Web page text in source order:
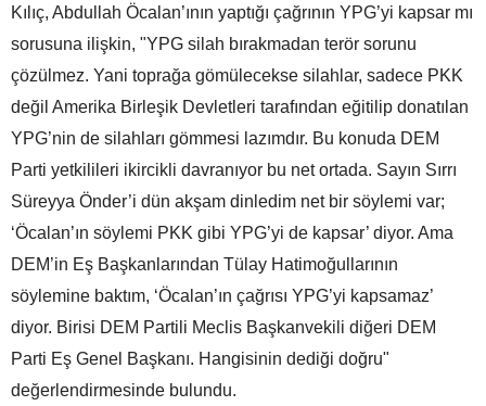
Kılıç, Abdullah Öcalan’ının yaptığı çağrının YPG’yi kapsar mı
sorusuna ilişkin, "YPG silah bırakmadan terör sorunu
çözülmez. Yani toprağa gömülecekse silahlar, sadece PKK
değil Amerika Birleşik Devletleri tarafından eğitilip donatılan
YPG’nin de silahları gömmesi lazımdır. Bu konuda DEM
Parti yetkilileri ikircikli davranıyor bu net ortada. Sayın Sırrı
Süreyya Önder’i dün akşam dinledim net bir söylemi var;
‘Öcalan’ın söylemi PKK gibi YPG’yi de kapsar’ diyor. Ama
DEM’in Eş Başkanlarından Tülay Hatimoğullarının
söylemine baktım, ‘Öcalan’ın çağrısı YPG’yi kapsamaz’
diyor. Birisi DEM Partili Meclis Başkanvekili diğeri DEM
Parti Eş Genel Başkanı. Hangisinin dediği doğru"
değerlendirmesinde bulundu.